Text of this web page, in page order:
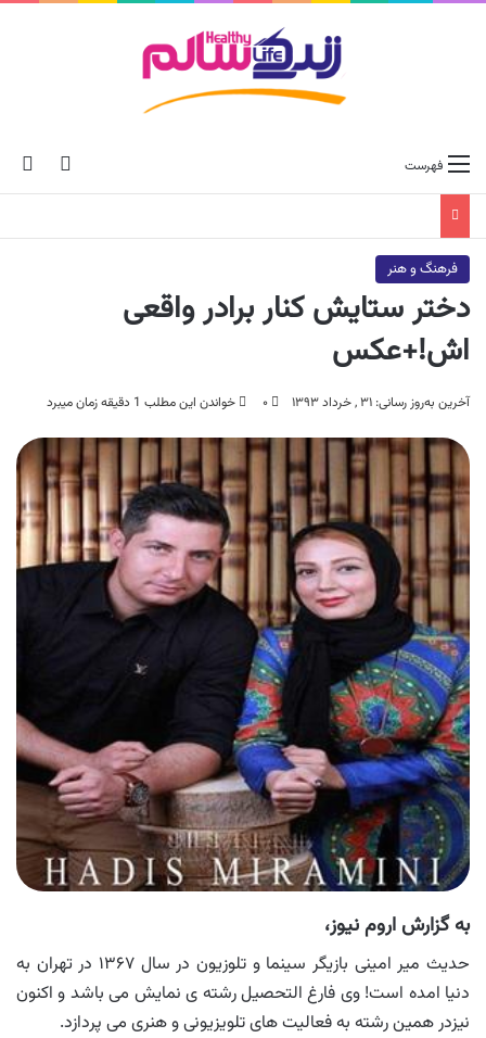
skin فهرست
فرهنگ و هنر
دختر ستایش کنار برادر واقعی
اش!+عکس
آخرین به‌روز رسانی: ۳۱ , خرداد ۱۳۹۳ ۰ خواندن این مطلب 1 دقیقه زمان میبرد
به گزارش اروم نیوز،
حدیث میر امینی بازیگر سینما و تلوزیون در سال ۱۳۶۷ در تهران به
دنیا امده است! وی فارغ التحصیل رشته ی نمایش می باشد و اکنون
نیزدر همین رشته به فعالیت های تلویزیونی و هنری می پردازد.